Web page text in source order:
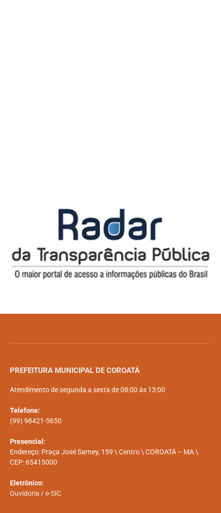
PREFEITURA MUNICIPAL DE COROATÁ
Atendimento de segunda a sexta de 08:00 às 13:00
Telefone:
(99) 98421-5650
Presencial:
Endereço: Praça José Sarney, 159 \ Centro \ COROATÁ – MA \
CEP: 65415000
Eletrônico:
Ouvidoria /e-SIC